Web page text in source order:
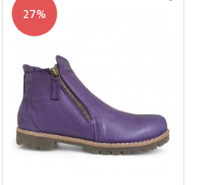
27%